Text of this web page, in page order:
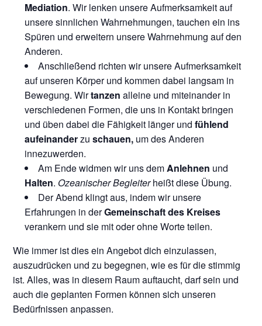
Mediation. Wir lenken unsere Aufmerksamkeit auf
unsere sinnlichen Wahrnehmungen, tauchen ein ins
Spüren und erweitern unsere Wahrnehmung auf den
Anderen.
Anschließend richten wir unsere Aufmerksamkeit
auf unseren Körper und kommen dabei langsam in
Bewegung. Wirtanzen alleine und miteinander in
verschiedenen Formen, die uns in Kontakt bringen
und üben dabei die Fähigkeit länger undfühlend
aufeinanderzuschauen, um des Anderen
innezuwerden.
Am Ende widmen wir uns demAnlehnen und
Halten. Ozeanischer Begleiterheißt diese Übung.
Der Abend klingt aus, indem wir unsere
Erfahrungen in derGemeinschaft des Kreises
verankern und sie mit oder ohne Worte teilen.
Wie immer ist dies ein Angebot dich einzulassen,
auszudrücken und zu begegnen, wie es für die stimmig
ist. Alles, was in diesem Raum auftaucht, darf sein und
auch die geplanten Formen können sich unseren
Bedürfnissen anpassen.